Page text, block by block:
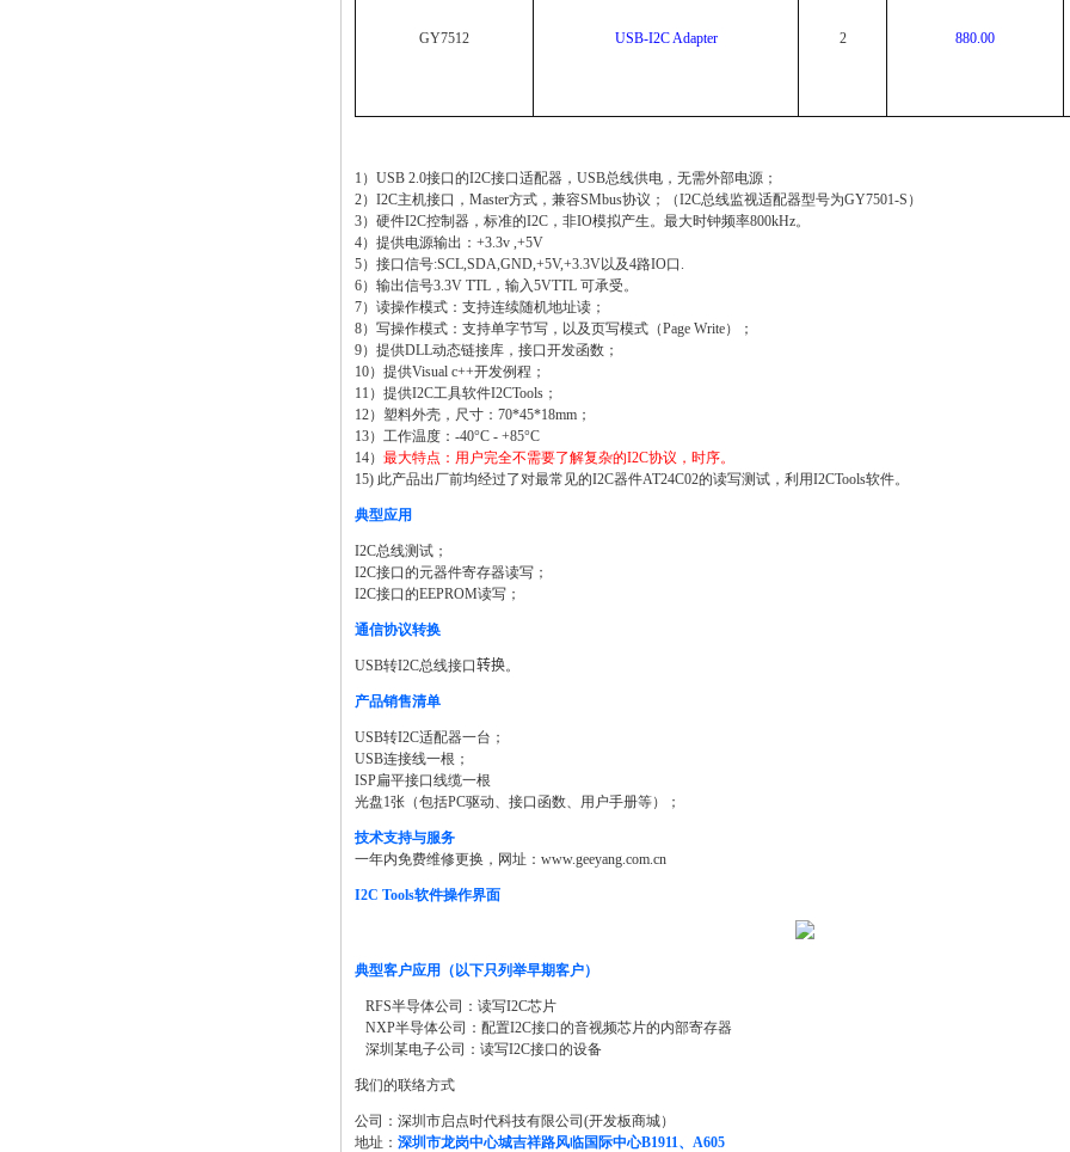
GY7512 USB-I2C Adapter 2 880.00
1）USB 2.0接口的I2C接口适配器，USB总线供电，无需外部电源；
2）I2C主机接口，Master方式，兼容SMbus协议；（I2C总线监视适配器型号为GY7501-S）
3）硬件I2C控制器，标准的I2C，非IO模拟产生。最大时钟频率800kHz。
4）提供电源输出：+3.3v ,+5V
5）接口信号:SCL,SDA,GND,+5V,+3.3V以及4路IO口.
6）输出信号3.3V TTL，输入5VTTL 可承受。
7）读操作模式：支持连续随机地址读；
8）写操作模式：支持单字节写，以及页写模式（Page Write）；
9）提供DLL动态链接库，接口开发函数；
10）提供Visual c++开发例程；
11）提供I2C工具软件I2CTools；
12）塑料外壳，尺寸：70*45*18mm；
13）工作温度：-40°C - +85°C
14） 最大特点：用户完全不需要了解复杂的I2C协议，时序。
15) 此产品出厂前均经过了对最常见的I2C器件AT24C02的读写测试，利用I2CTools软件。
典型应用
I2C总线测试；
I2C接口的元器件寄存器读写；
I2C接口的EEPROM读写；
通信协议转换
USB转I2C总线接口转换。
产品销售清单
USB转I2C适配器一台；
USB连接线一根；
ISP扁平接口线缆一根
光盘1张（包括PC驱动、接口函数、用户手册等）；
技术支持与服务
一年内免费维修更换，网址： www.geeyang.com.cn
I2C Tools软件操作界面
典型客户应用（以下只列举早期客户）
RFS半导体公司：读写I2C芯片
NXP半导体公司：配置I2C接口的音视频芯片的内部寄存器
深圳某电子公司：读写I2C接口的设备
我们的联络方式
公司：深圳市启点时代科技有限公司(开发板商城）
地址： 深圳市龙岗中心城吉祥路风临国际中心B1911、A605